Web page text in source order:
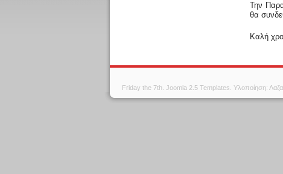
Την
θα
Καλή
Friday the 7th. Joomla 2.5 Templates . Υλοποίηση: